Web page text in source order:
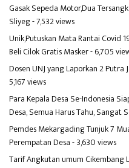
Gasak Sepeda Motor,Dua
Sliyeg- 7,532 views
Unik,Putuskan Mata Rantai Covid
Beli Cilok Gratis Masker- 6,705
Dosen UNJ yang Laporkan 2 Putra
5,167 views
Para Kepala Desa Se-Indonesia
Desa, Semua Harus Tahu, Sangat
Pemdes Mekargading Tunjuk 7
Perempatan Desa- 3,630 views
Tarif Angkutan umum Cikembang